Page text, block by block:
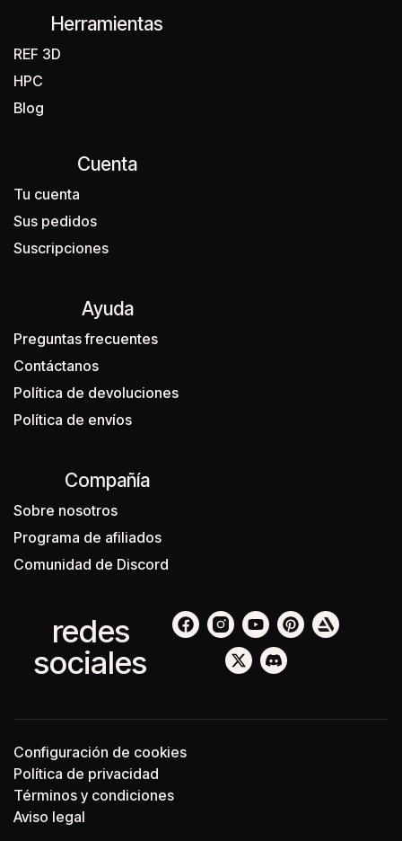
Herramientas
REF 3D
HPC
Blog
redes
sociales
Compañía
Sobre nosotros
Programa de afiliados
Comunidad de Discord
Ayuda
Preguntas frecuentes
Contáctanos
Política de devoluciones
Política de envíos
Cuenta
Tu cuenta
Sus pedidos
Suscripciones
Aviso legal
Términos y condiciones
Política de privacidad
Configuración de cookies